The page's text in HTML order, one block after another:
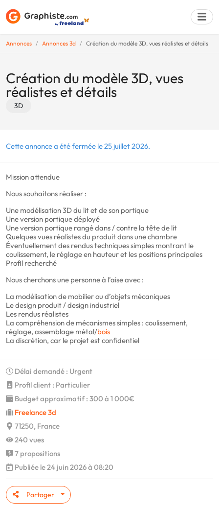
Annonces Annonces 3d Création du modèle 3D, vues réalistes et détails
Création du modèle 3D, vues
réalistes et détails
3D
Cette annonce a été fermée le 25 juillet 2026.
Mission attendue
Nous souhaitons réaliser :
Une modélisation 3D du lit et de son portique
Une version portique déployé
Une version portique rangé dans / contre la tête de lit
Quelques vues réalistes du produit dans une chambre
Éventuellement des rendus techniques simples montrant le
coulissement, le réglage en hauteur et les positions principales
Profil recherché
Nous cherchons une personne à l’aise avec :
La modélisation de mobilier ou d’objets mécaniques
Le design produit / design industriel
Les rendus réalistes
La compréhension de mécanismes simples : coulissement,
réglage, assemblage métal/bois
La discrétion, car le projet est confidentiel
Délai demandé : Urgent
Profil client : Particulier
Budget approximatif : 300 à 1 000€
Freelance 3d
71250, France
240 vues
7 propositions
Publiée le 24 juin 2026 à 08:20
Partager